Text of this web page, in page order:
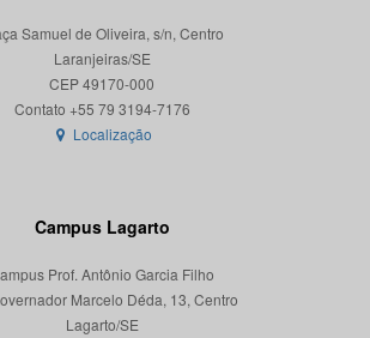
Samuel de Oliveira, s/n, Centro
Laranjeiras/SE
CEP 49170-000
Localização
Campus Lagarto
Prof. Antônio Garcia Filho
Marcelo Déda, 13, Centro
Lagarto/SE